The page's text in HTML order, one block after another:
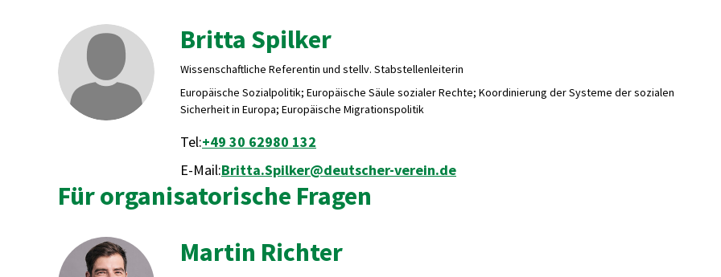
Britta Spilker
Wissenschaftliche Referentin und stellv. Stabstellenleiterin
Europäische Sozialpolitik; Europäische Säule sozialer Rechte; Koordinierung der Systeme der sozialen
Sicherheit in Europa; Europäische Migrationspolitik
Tel:+49 30 62980 132
E-Mail:Britta.Spilker@deutscher-verein.de
Für organisatorische Fragen
Martin Richter